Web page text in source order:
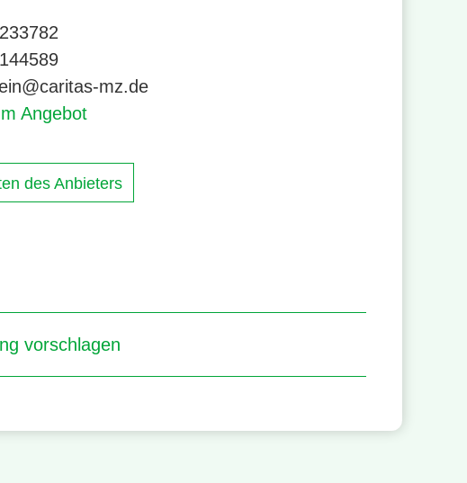
mz.de
Angebot
des Anbieters
vorschlagen